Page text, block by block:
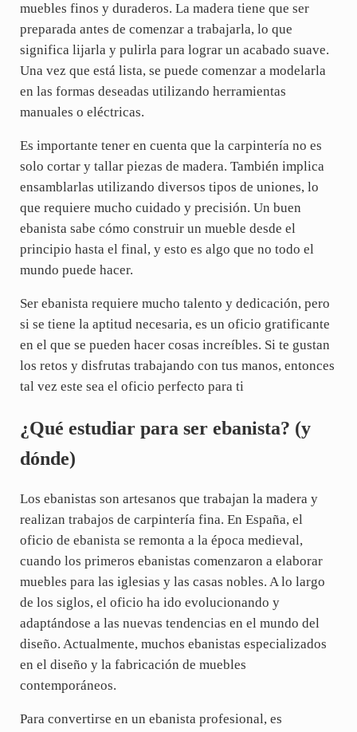
muebles finos y duraderos. La madera tiene que ser
preparada antes de comenzar a trabajarla, lo que
significa lijarla y pulirla para lograr un acabado suave.
Una vez que está lista, se puede comenzar a modelarla
en las formas deseadas utilizando herramientas
manuales o eléctricas.
Es importante tener en cuenta que la carpintería no es
solo cortar y tallar piezas de madera. También implica
ensamblarlas utilizando diversos tipos de uniones, lo
que requiere mucho cuidado y precisión. Un buen
ebanista sabe cómo construir un mueble desde el
principio hasta el final, y esto es algo que no todo el
mundo puede hacer.
Ser ebanista requiere mucho talento y dedicación, pero
si se tiene la aptitud necesaria, es un oficio gratificante
en el que se pueden hacer cosas increíbles. Si te gustan
los retos y disfrutas trabajando con tus manos, entonces
tal vez este sea el oficio perfecto para ti
¿Qué estudiar para ser ebanista? (y
dónde)
Los ebanistas son artesanos que trabajan la madera y
realizan trabajos de carpintería fina. En España, el
oficio de ebanista se remonta a la época medieval,
cuando los primeros ebanistas comenzaron a elaborar
muebles para las iglesias y las casas nobles. A lo largo
de los siglos, el oficio ha ido evolucionando y
adaptándose a las nuevas tendencias en el mundo del
diseño. Actualmente, muchos ebanistas especializados
en el diseño y la fabricación de muebles
contemporáneos.
Para convertirse en un ebanista profesional, es